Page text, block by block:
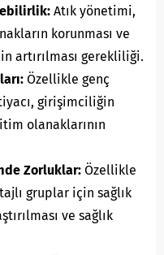
Atık yönetimi,
korunması ve
artırılması gerekliliği.
Özellikle genç
girişimciliğin
olanaklarının
Zorluklar: Özellikle
gruplar için sağlık
ve sağlık